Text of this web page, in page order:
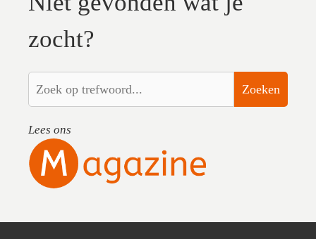
zocht?
Zoeken
Lees ons